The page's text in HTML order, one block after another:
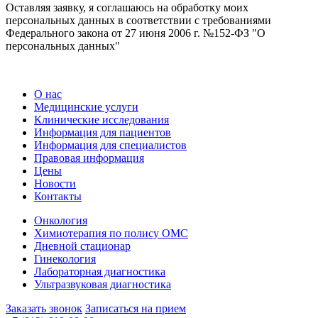
Оставляя заявку, я соглашаюсь на обработку моих
персональных данных в соответствии с требованиями
Федерального закона от 27 июня 2006 г. №152-ФЗ "О
персональных данных"
О нас
Медицинские услуги
Клинические исследования
Информация для пациентов
Информация для специалистов
Правовая информация
Цены
Новости
Контакты
Онкология
Химиотерапия по полису ОМС
Дневной стационар
Гинекология
Лабораторная диагностика
Ультразвуковая диагностика
Заказать звонок Записаться на прием